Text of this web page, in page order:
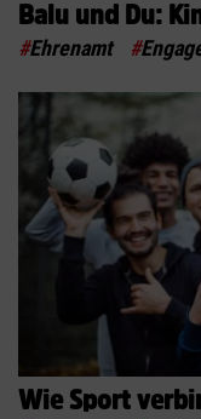
Balu und Du:
#Ehrenamt #
Wie Sport